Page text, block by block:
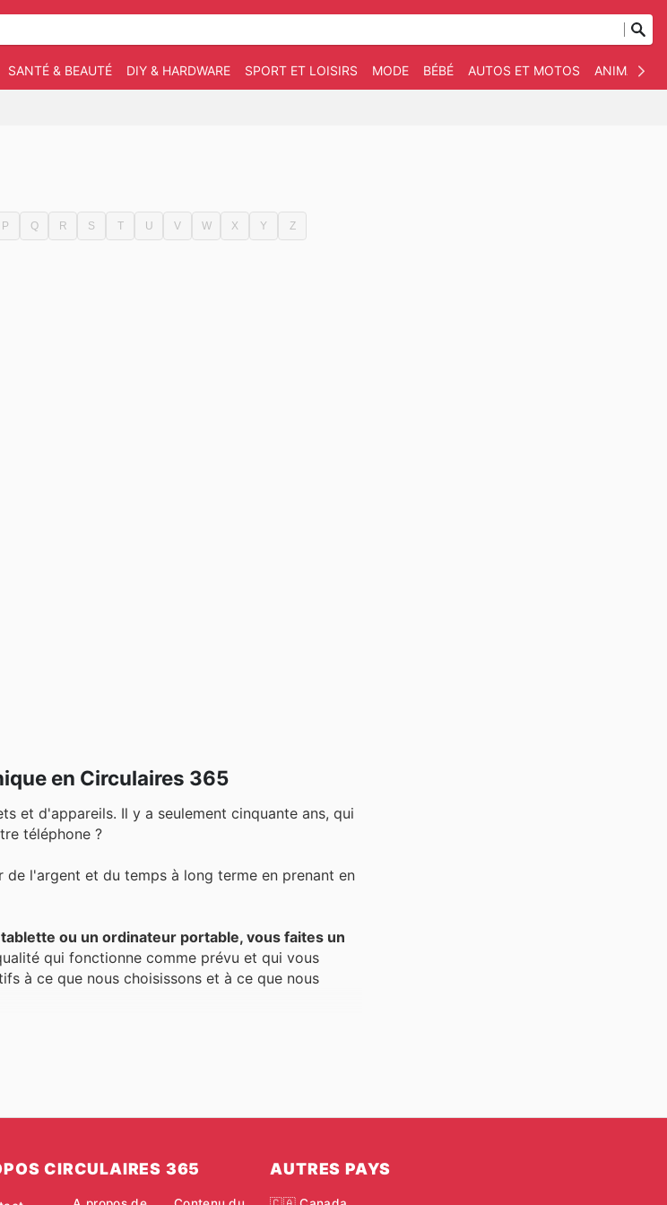
SANTÉ & BEAUTÉ DIY & HARDWARE SPORT ET LOISIRS MODE BÉBÉ AUTOS ET MOTOS ANIMAUX
P Q R S T U V W X Y Z
en Circulaires 365
et d'appareils. Il y a seulement cinquante ans, qui
téléphone ?
l'argent et du temps à long terme en prenant en
ou un ordinateur portable, vous faites un
qui fonctionne comme prévu et qui vous
à ce que nous choisissons et à ce que nous
. Vous pouvez profiter des promotions
CIRCULAIRES 365 AUTRES PAYS